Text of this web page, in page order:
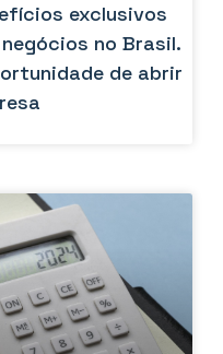
exclusivos
no Brasil.
de abrir